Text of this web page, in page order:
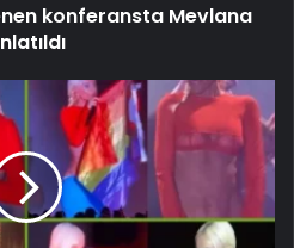
konferansta Mevlana